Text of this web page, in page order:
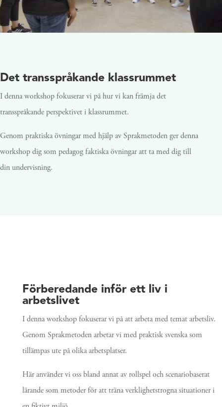
Det transspråkande klassrummet
I denna workshop fokuserar vi på hur vi kan främja det
transspråkande perspektivet i klassrummet.
Genom praktiska övningar med hjälp av Sprakmetoden ger denna
workshop dig som pedagog faktiska övningar att ta med dig till
din undervisning.
Förberedande inför ett liv i
arbetslivet
I denna workshop fokuserar vi på att arbeta med temat arbetsliv.
Genom Sprakmetoden arbetar vi med praktisk svenska som
tillämpas ute på olika arbetsplatser.
Här använder vi oss bland annat av rollspel och scenariobaserat
lärande som metoder för att träna verklighetstrogna situationer i